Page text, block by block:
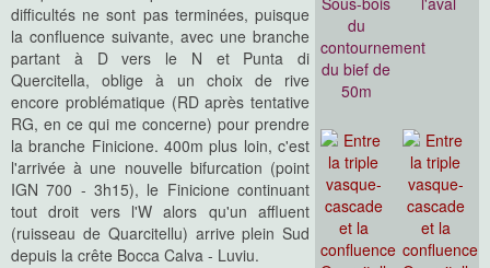
du
contournement
du bief de
50m
difficultés ne sont pas terminées, puisque
la confluence suivante, avec une branche
partant à D vers le N et Punta di
Quercitella, oblige à un choix de rive
encore problématique (RD après tentative
RG, en ce qui me concerne) pour prendre
la branche Finicione. 400m plus loin, c'est
l'arrivée à une nouvelle bifurcation (point
IGN 700 - 3h15), le Finicione continuant
tout droit vers l'W alors qu'un affluent
(ruisseau de Quarcitellu) arrive plein Sud
depuis la crête Bocca Calva - Luviu.